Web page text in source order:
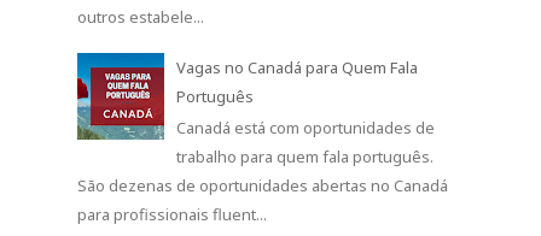
outros estabele...
Vagas no Canadá para Quem Fala
Português
Canadá está com oportunidades de
trabalho para quem fala português.
São dezenas de oportunidades abertas no Canadá
para profissionais fluent...